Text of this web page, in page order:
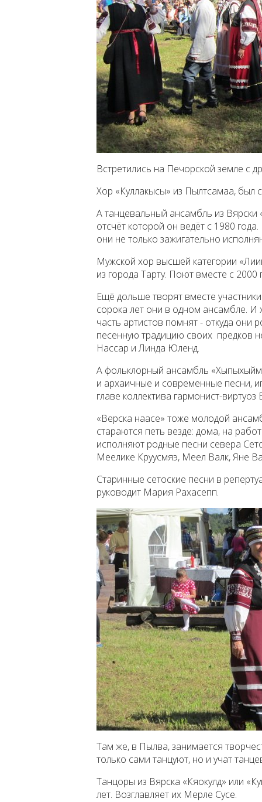
Встретились на Печорской земле с
Хор «Куллакысы» из Пылтсамаа, был
А танцевальный ансамбль из
отсчёт которой он ведёт с 1980
они не только зажигательно
Мужской хор высшей категории
из города Тарту. Поют вместе с 2000
Ещё дольше творят вместе
сорока лет они в одном ансамбле. И
часть артистов помнят - откуда
песенную традицию своих предков
Нассар и Линда Юленд.
А фольклорный ансамбль
и архаичные и современные песни,
главе коллектива гармонист-
«Верска наасе» тоже молодой
стараются петь везде: дома, на
исполняют родные песни севера
Меелике Круусмяэ, Меел Валк, Яне
Старинные сетоские песни в
руководит Мария Рахасепп.
Там же, в Пылва, занимается
только сами танцуют, но и учат
Танцоры из Вярска «Кяокулд» или
лет. Возглавляет их Мерле Сусе.